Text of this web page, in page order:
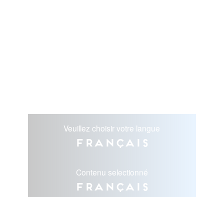
Veuillez choisir votre langue
Français
Contenu selectionné
Français